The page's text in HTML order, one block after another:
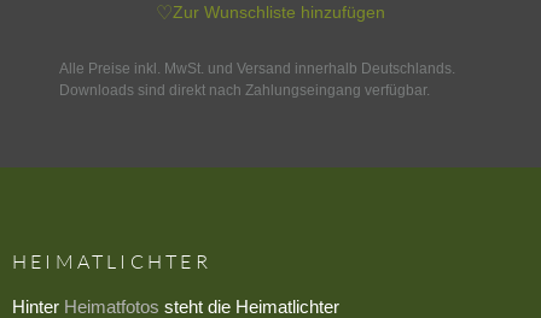
♡Zur Wunschliste hinzufügen
Alle Preise inkl. MwSt. und Versand innerhalb Deutschlands.
Downloads sind direkt nach Zahlungseingang verfügbar.
HEIMATLICHTER
Hinter Heimatfotos steht die Heimatlichter